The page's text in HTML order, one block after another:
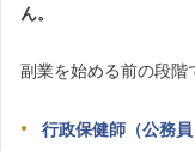
ん。
副業を始める前の段階
行政保健師（公務